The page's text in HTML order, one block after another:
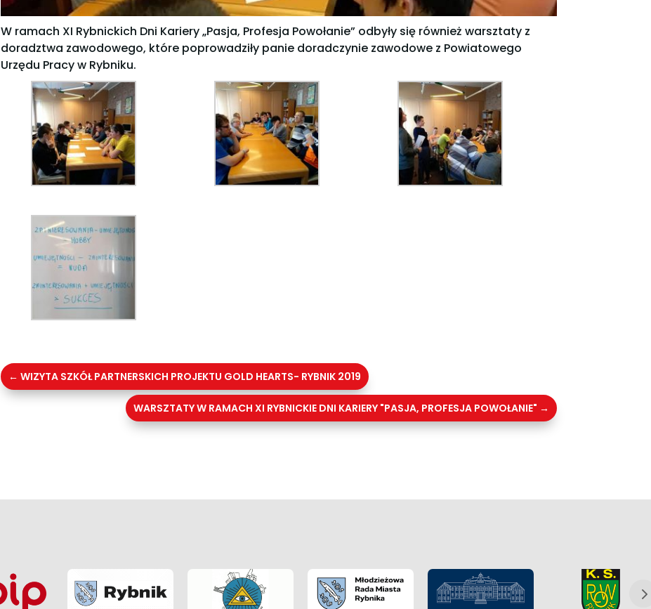
W ramach XI Rybnickich Dni Kariery „Pasja, Profesja Powołanie” odbyły się również warsztaty z
doradztwa zawodowego, które poprowadziły panie doradczynie zawodowe z Powiatowego
Urzędu Pracy w Rybniku.
← WIZYTA SZKÓŁ PARTNERSKICH PROJEKTU GOLD HEARTS- RYBNIK 2019
WARSZTATY W RAMACH XI RYBNICKIE DNI KARIERY "PASJA, PROFESJA POWOŁANIE" →